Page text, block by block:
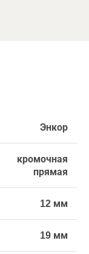
Энкор
кромочная
прямая
12 мм
19 мм